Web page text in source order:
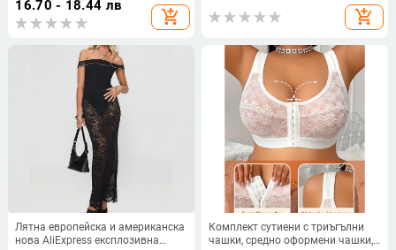
16.70 - 18.44 лв
add_shopping_cart add_shopping_cart
Лятна европейска и американска
нова AliExpress експлозивна
Комплект сутиени с триъгълни
чашки, средно оформени чашки,